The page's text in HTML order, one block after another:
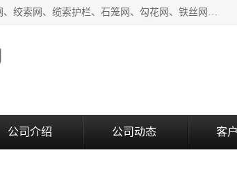
安平县奥伦金属丝网制造有限公司生产销售安装：SNS主动防护网、被动防护网、绞索网、缆索护栏、石笼网、勾花网、铁丝网、电焊网、土工格栅、土工格室、刀片刺绳、刺绳、护栏网、防眩网、防抛网、隔离栅、声屏障、锌钢市政护栏、爬架网;生产、销售:钛克网、轧花网、六角网、钢筋网、不锈钢网等丝网制品。
公司介绍 公司动态 客